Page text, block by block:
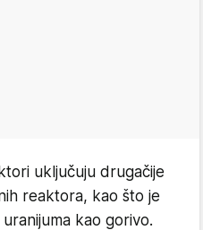
uključuju drugačije
reaktora, kao što je
kao gorivo.